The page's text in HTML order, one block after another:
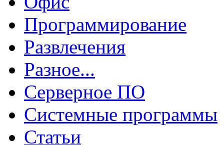
Программирование
Развлечения
Разное...
Серверное ПО
Системные программы
Статьи